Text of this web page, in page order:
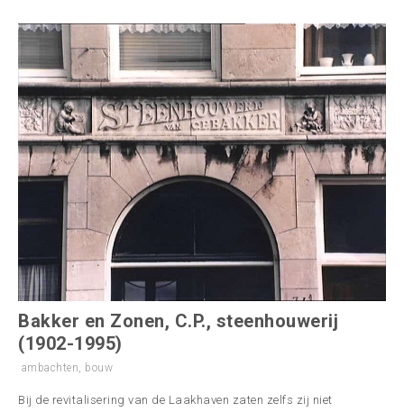
Bakker en Zonen, C.P., steenhouwerij
(1902-1995)
ambachten bouw
Bij de revitalisering van de Laakhaven zaten zelfs zij niet